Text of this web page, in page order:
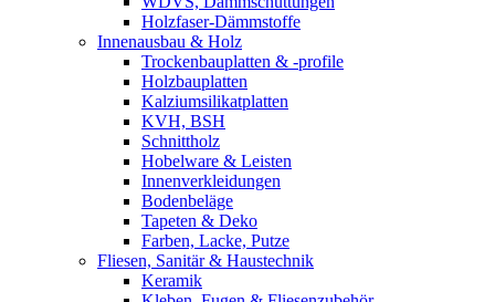
Holzfaser-Dämmstoffe
Innenausbau & Holz
Trockenbauplatten & -profile
Holzbauplatten
Kalziumsilikatplatten
KVH, BSH
Schnittholz
Hobelware & Leisten
Innenverkleidungen
Bodenbeläge
Tapeten & Deko
Farben, Lacke, Putze
Fliesen, Sanitär & Haustechnik
Keramik